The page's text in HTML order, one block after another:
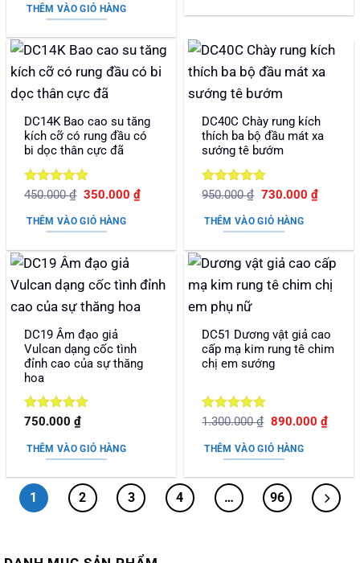
sao
là:
370.000 ₫.
THÊM VÀO GIỎ HÀNG
DC14K Bao cao su tăng
kích cỡ có rung đầu có
bi dọc thân cực đã
Được xếp
sao
450.000₫ Giá
là:
450.000 ₫.
350.000 ₫Giá
hiện
THÊM VÀO GIỎ HÀNG
DC40C Chày rung kích
thích ba bộ đầu mát xa
sướng tê bướm
Được xếp
sao
950.000₫ Giá
là:
950.000 ₫.
730.000 ₫Giá
hiện
THÊM VÀO GIỎ HÀNG
DC19 Âm đạo giả
Vulcan dạng cốc tình
đỉnh cao của sự thăng
hoa
Được xếp
sao
750.000₫
THÊM VÀO GIỎ HÀNG
DC51 Dương vật giả cao
cấp mạ kim rung tê chim
chị em sướng
Được xếp
sao
1.300.000₫ Giá
là:
1.300.000 ₫.
890.000 ₫Giá
hiện
THÊM VÀO GIỎ HÀNG
1 2 3 4 … 96